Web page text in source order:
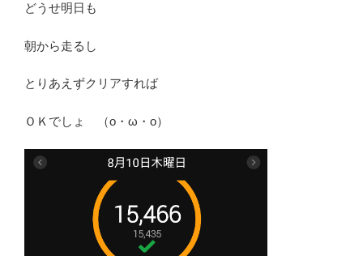
どうせ明日も
朝から走るし
とりあえずクリアすれば
ＯＫでしょ （o・ω・o）ゝ